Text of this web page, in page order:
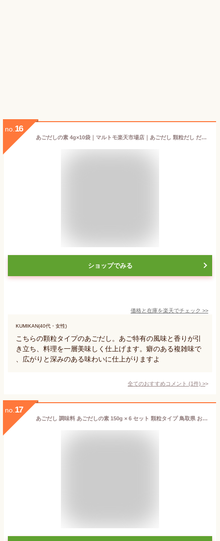
no. 16
あごだしの素 4g×10袋｜マルトモ楽天市場店｜あごだし 顆粒だし だし 出汁 ダシ 万能だし あごだしの素 飛魚 とびうお 顆粒 粉末 調味料 和食 和風 味噌汁 おでん 汁物 煮物 ラーメン スープ レシピ おかず 使い方 お手軽 国産 まるとも
ショップでみる
価格と在庫を楽天でチェック >>
KUMIKAN(40代・女性)
こちらの顆粒タイプのあごだし。あご特有の風味と香りが引
き立ち、料理を一層美味しく仕上げます。癖のある複雑味で
、広がりと深みのある味わいに仕上がりますよ
全てのおすすめコメント (1件) >
no. 17
あごだし 調味料 あごだしの素 150g × 6 セット 顆粒タイプ 鳥取県 お土産